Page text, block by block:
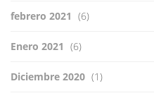
febrero 2021 (6)
Enero 2021 (6)
Diciembre 2020 (1)